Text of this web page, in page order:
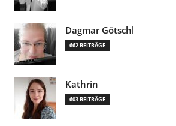
Dagmar Götschl
662 BEITRÄGE
Kathrin
603 BEITRÄGE